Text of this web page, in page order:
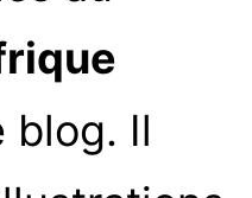
blog. Il